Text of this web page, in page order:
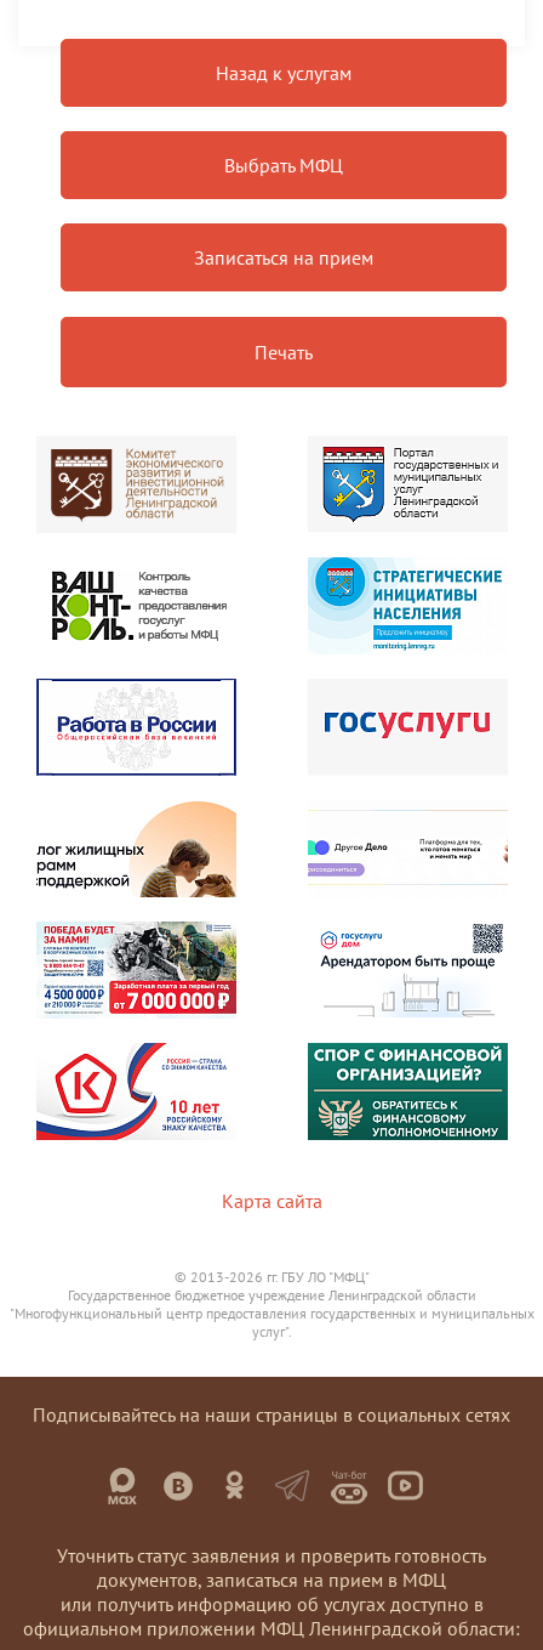
Назад к услугам
Выбрать МФЦ
Записаться на прием
Печать
Карта сайта
© 2013-2026 гг. ГБУ ЛО "МФЦ"
Государственное бюджетное учреждение Ленинградской области
"Многофункциональный центр предоставления государственных и муниципальных
услуг".
Подписывайтесь на наши страницы в социальных сетях
Уточнить статус заявления и проверить готовность
документов, записаться на прием в МФЦ
или получить информацию об услугах доступно в
официальном приложении МФЦ Ленинградской области: